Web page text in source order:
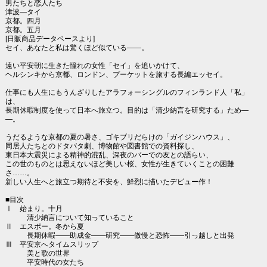
男たちと恋人たち
津波―タイ
京都。四月
京都。五月
[日販商品データベースより]
セイ、あなたと私は驚くほど似ている――。
遠い平安朝に生きた憧れの女性「セイ」を追いかけて、
ヘルシンキから京都、ロンドン、プーケットを旅する長編エッセイ。
仕事にも人生にもうんざりしたアラフォーシングルのフィンランド人「私」
は、
長期休暇制度を使って日本へ旅立つ。目的は「清少納言を研究する」ため―
―。
うだるような京都の夏の暑さ、ゴキブリだらけの「ガイジンハウス」、
同居人たちとのドタバタ劇、博物館や図書館での資料探し、
東日本大震災による精神的混乱、深夜のバーでの友との語らい、
この世のものとは思えないほど美しい桜、女性が生きていくことの困難
さ……。
新しい人生へと旅立つ期待と不安を、鮮烈に描いたデビュー作！
■目次
Ⅰ 始まり。十月
清少納言について知っていること
Ⅱ エスポー。冬から夏
長期休暇――助成金――研究――傲慢と恐怖――引っ越しと出発
Ⅲ 平安京へタイムスリップ
美と歌の世界
平安時代の女たち